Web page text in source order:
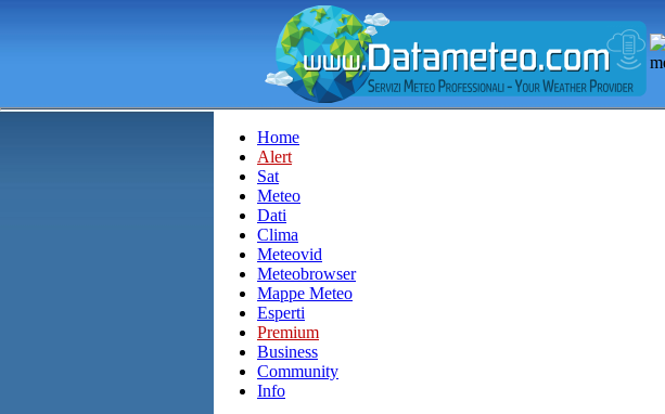
Home
Alert
Sat
Meteo
Dati
Clima
Meteovid
Meteobrowser
Mappe Meteo
Esperti
Premium
Business
Community
Info